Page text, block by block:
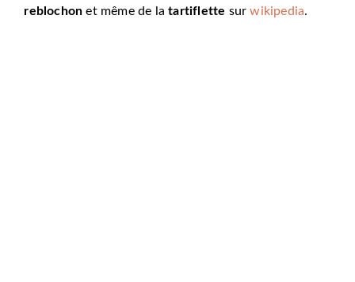
reblochon et même de latartiflette surwikipedia.